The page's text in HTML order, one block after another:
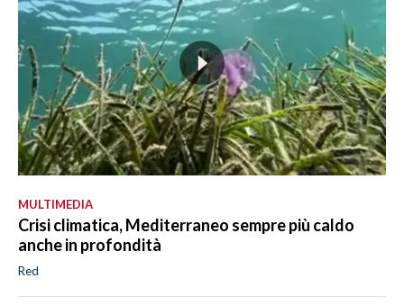
MULTIMEDIA
Crisi climatica, Mediterraneo sempre più caldo
anche in profondità
Red